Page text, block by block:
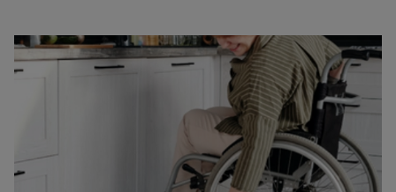
Vlaamse overheid pakt uit met een nieuwe
campagne om rookstopbegeleiding door